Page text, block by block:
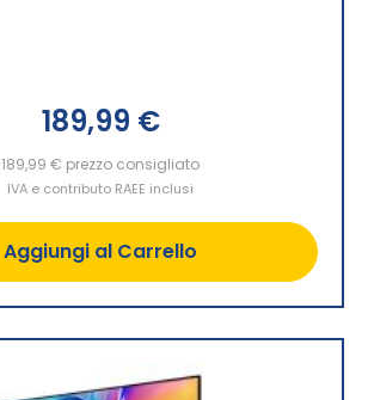
189,99 €
189,99 € prezzo consigliato
IVA e contributo RAEE inclusi
Aggiungi al Carrello